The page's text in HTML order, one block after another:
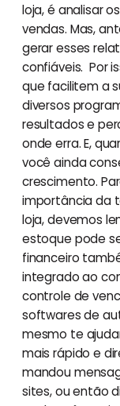
loja, é analisar
vendas. Mas,
gerar esses
confiáveis. Por
que facilitem a
diversos
resultados e
onde erra. E,
você ainda
crescimento.
importância da
loja, devemos
estoque pode
financeiro
integrado ao
controle de
softwares de
mesmo te
mais rápido e
mandou
sites, ou então